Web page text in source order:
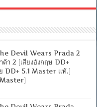
Devil Wears Prada 2
า 2 [เสียงอังกฤษ DD+
DD+ 5.1 Master แท้.]